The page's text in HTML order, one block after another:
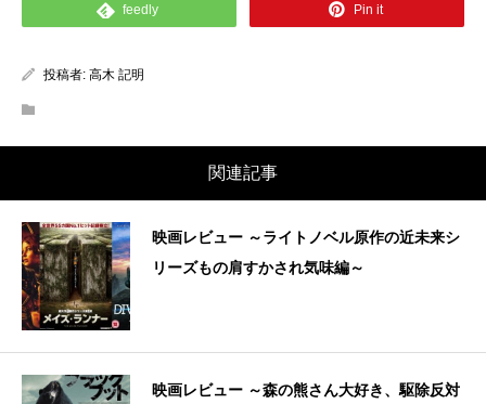
feedly Pin it
投稿者: 高木 記明
関連記事
映画レビュー ～ライトノベル原作の近未来シ
リーズもの肩すかされ気味編～
映画レビュー ～森の熊さん大好き、駆除反対